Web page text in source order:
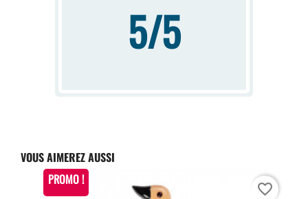
5/5
VOUS AIMEREZ AUSSI
PROMO !
favorite_border